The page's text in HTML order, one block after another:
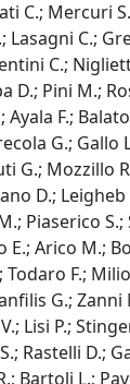
C.; Mercuri
Lasagni C.;
C.;
D.; Pini M.;
F.;
G.; Gallo
G.; Mozzillo
D.; Leigheb
Piaserico S.;
E.; Arico M.;
Todaro F.;
G.;
Lisi P.;
Rastelli D.;
Bartoli L.;